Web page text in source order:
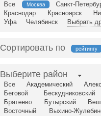
Все Москва
Санкт-
Краснодар
Красноярск
Уфа
Челябинск Выбрать
Сортировать по рейтингу
Выберите район
Все Академический
Беговой
Бескудниковский
Братеево
Бутырский
Восточный
Выхино-